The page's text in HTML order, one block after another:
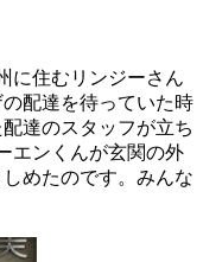
に住むリンジーさん
配達を待っていた時
達のスタッフが立ち
エンくんが玄関の外
めたのです。みんな